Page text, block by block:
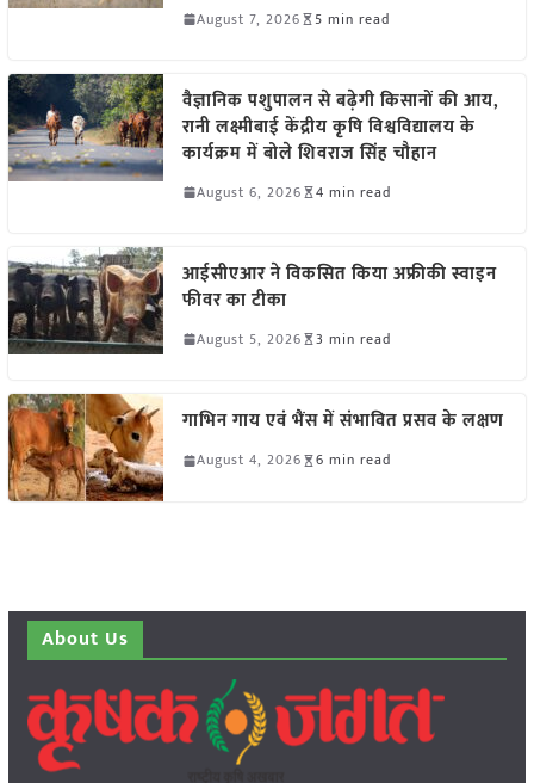
August 7, 2026 5 min read
वैज्ञानिक पशुपालन से बढ़ेगी किसानों की आय,
रानी लक्ष्मीबाई केंद्रीय कृषि विश्वविद्यालय के
कार्यक्रम में बोले शिवराज सिंह चौहान
August 6, 2026 4 min read
आईसीएआर ने विकसित किया अफ्रीकी स्वाइन
फीवर का टीका
August 5, 2026 3 min read
गाभिन गाय एवं भैंस में संभावित प्रसव के लक्षण
August 4, 2026 6 min read
About Us